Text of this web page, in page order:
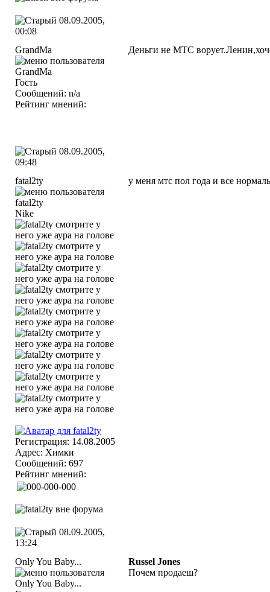
08.09.2005,
00:08
GrandMa
Гость
Сообщений: n/a
Рейтинг мнений:
Деньги не МТС
08.09.2005,
09:48
fatal2ty
Nike
Регистрация: 14.08.2005
Адрес: Химки
Сообщений: 697
Рейтинг мнений:
у меня мтс пол года и все
08.09.2005,
13:24
Only You Baby...
Russel Jones
Почем продаеш?